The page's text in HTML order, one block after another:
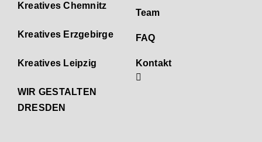
Kreatives Chemnitz
Kreatives Erzgebirge
Kreatives Leipzig
WIR GESTALTEN
DRESDEN
Team
FAQ
Kontakt